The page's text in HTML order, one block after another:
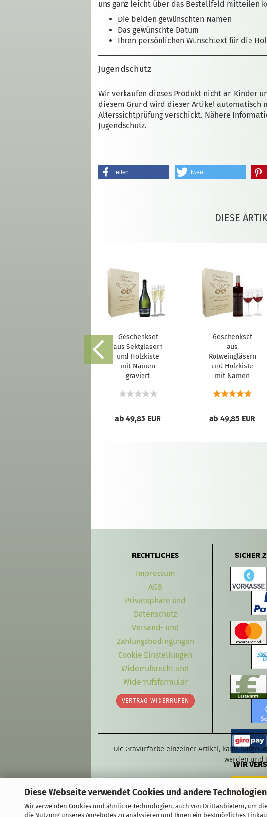
Diese Webseite verwendet Cookies und andere Technologien
Wir verwenden Cookies und ähnliche Technologien, auch von Drittanbietern, um
die Nutzung unseres Angebotes zu analysieren und Ihnen ein bestmögliches
uns ganz leicht über das Bestellfeld mitteilen
Die beiden gewünschten Namen
Das gewünschte Datum
Ihren persönlichen Wunschtext für die
Jugendschutz
Wir verkaufen dieses Produkt nicht an Kinder
diesem Grund wird dieser Artikel automatisch
Alterssichtprüfung verschickt. Nähere
Jugendschutz.
teilen tweet
DIESE
Geschenkset
aus Sektgläsern
und Holzkiste
mit Namen
graviert
ab 49,85 EUR
Geschenkset
aus
Rotweingläsern
und Holzkiste
mit Namen
"Tauben"
ab 49,85 EUR
RECHTLICHES
Impressum
AGB
Privatsphäre und
Datenschutz
Versand- und
Zahlungsbedingungen
Cookie Einstellungen
Widerrufsrecht und
Widerrufsformular
VERTRAG WIDERRUFEN
SICHER
WIR
Die Gravurfarbe einzelner Artikel, kann
werden und